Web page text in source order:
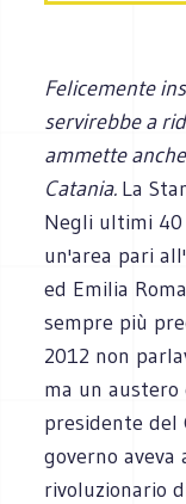
Felicemente
servirebbe a
ammette
Catania. La
Negli ultimi
un'area pari
ed Emilia
sempre più
2012 non
ma un austero
presidente del
governo
rivoluzionario